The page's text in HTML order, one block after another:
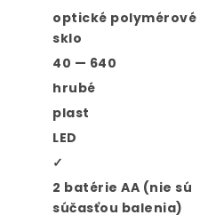
optické polymérové
sklo
40 — 640
hrubé
plast
LED
✓
2 batérie AA (nie sú
súčasťou balenia)